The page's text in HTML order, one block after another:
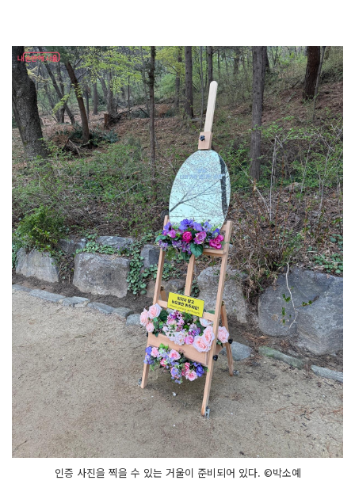
인증 사진을 찍을 수 있는 거울이 준비되어 있다. ©박소예